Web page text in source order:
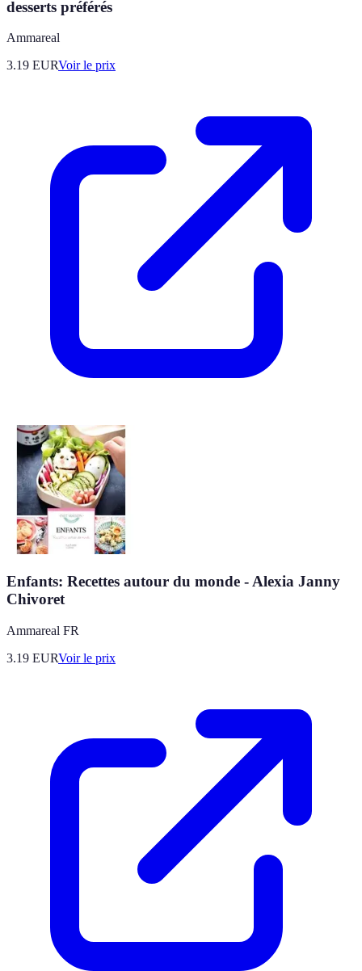
desserts préférés
Ammareal
3.19 EURVoir le prix
Enfants: Recettes autour du monde - Alexia Janny
Chivoret
Ammareal FR
3.19 EURVoir le prix